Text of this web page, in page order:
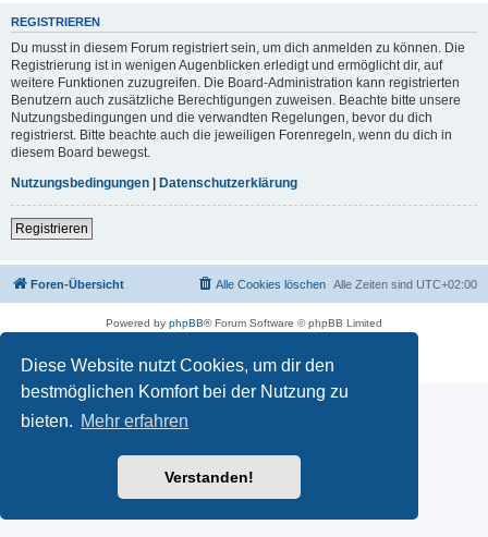
Diese Website nutzt Cookies, um dir den
bestmöglichen Komfort bei der Nutzung zu
bieten. Mehr erfahren
Verstanden!
REGISTRIEREN
Du musst in diesem Forum registriert sein, um dich anmelden zu können. Die
Registrierung ist in wenigen Augenblicken erledigt und ermöglicht dir, auf
weitere Funktionen zuzugreifen. Die Board-Administration kann registrierten
Benutzern auch zusätzliche Berechtigungen zuweisen. Beachte bitte unsere
Nutzungsbedingungen und die verwandten Regelungen, bevor du dich
registrierst. Bitte beachte auch die jeweiligen Forenregeln, wenn du dich in
diesem Board bewegst.
Nutzungsbedingungen | Datenschutzerklärung
Registrieren
Foren-Übersicht Alle Zeiten sind UTC+02:00
Alle Cookies löschen
Powered by phpBB® Forum Software © phpBB Limited
Datenschutz|Nutzungsbedingungen